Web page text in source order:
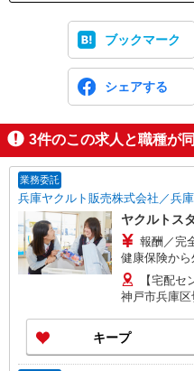
ブックマーク
シェアする
3件のこの求人と職種が
業務委託
兵庫ヤクルト販売株式会社／兵
ヤクルトス
報酬／完
健康保険か
年金料の一
さい！ ※収入
間／12ヶ月
商品買取り
【宅配
神戸市兵庫区
キープ